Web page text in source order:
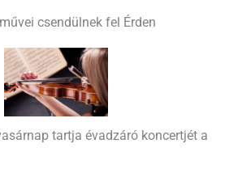
csendülnek fel Érden
tartja évadzáró koncertjét a